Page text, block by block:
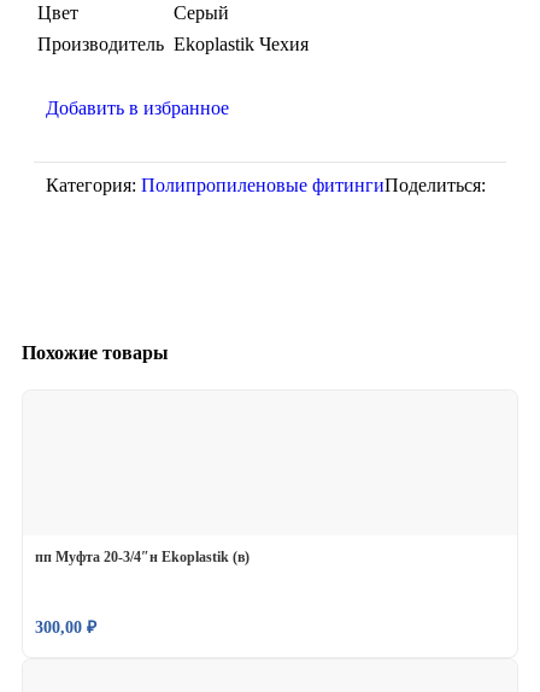
Цвет
Серый
Производитель Ekoplastik Чехия
Добавить в избранное
Категория: Полипропиленовые фитингиПоделиться:
Похожие товары
пп Муфта 20-3/4″н Ekoplastik (в)
300,00 ₽